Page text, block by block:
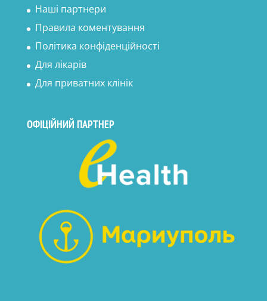
Наші партнери
Правила коментування
Політика конфіденційності
Для лікарів
Для приватних клінік
ОФІЦІЙНИЙ ПАРТНЕР